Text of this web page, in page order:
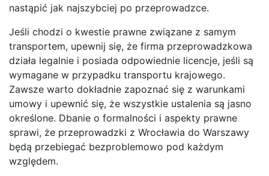
nastąpić jak najszybciej po przeprowadzce.
Jeśli chodzi o kwestie prawne związane z samym
transportem, upewnij się, że firma przeprowadzkowa
działa legalnie i posiada odpowiednie licencje, jeśli są
wymagane w przypadku transportu krajowego.
Zawsze warto dokładnie zapoznać się z warunkami
umowy i upewnić się, że wszystkie ustalenia są jasno
określone. Dbanie o formalności i aspekty prawne
sprawi, że przeprowadzki z Wrocławia do Warszawy
będą przebiegać bezproblemowo pod każdym
względem.